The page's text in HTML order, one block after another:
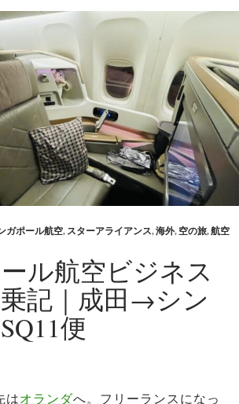
ガポール航空, スターアライアンス,海外, 空の旅,航空
ル航空ビジネス
記｜成田→シン
便
はオランダへ。フリーランスになっ